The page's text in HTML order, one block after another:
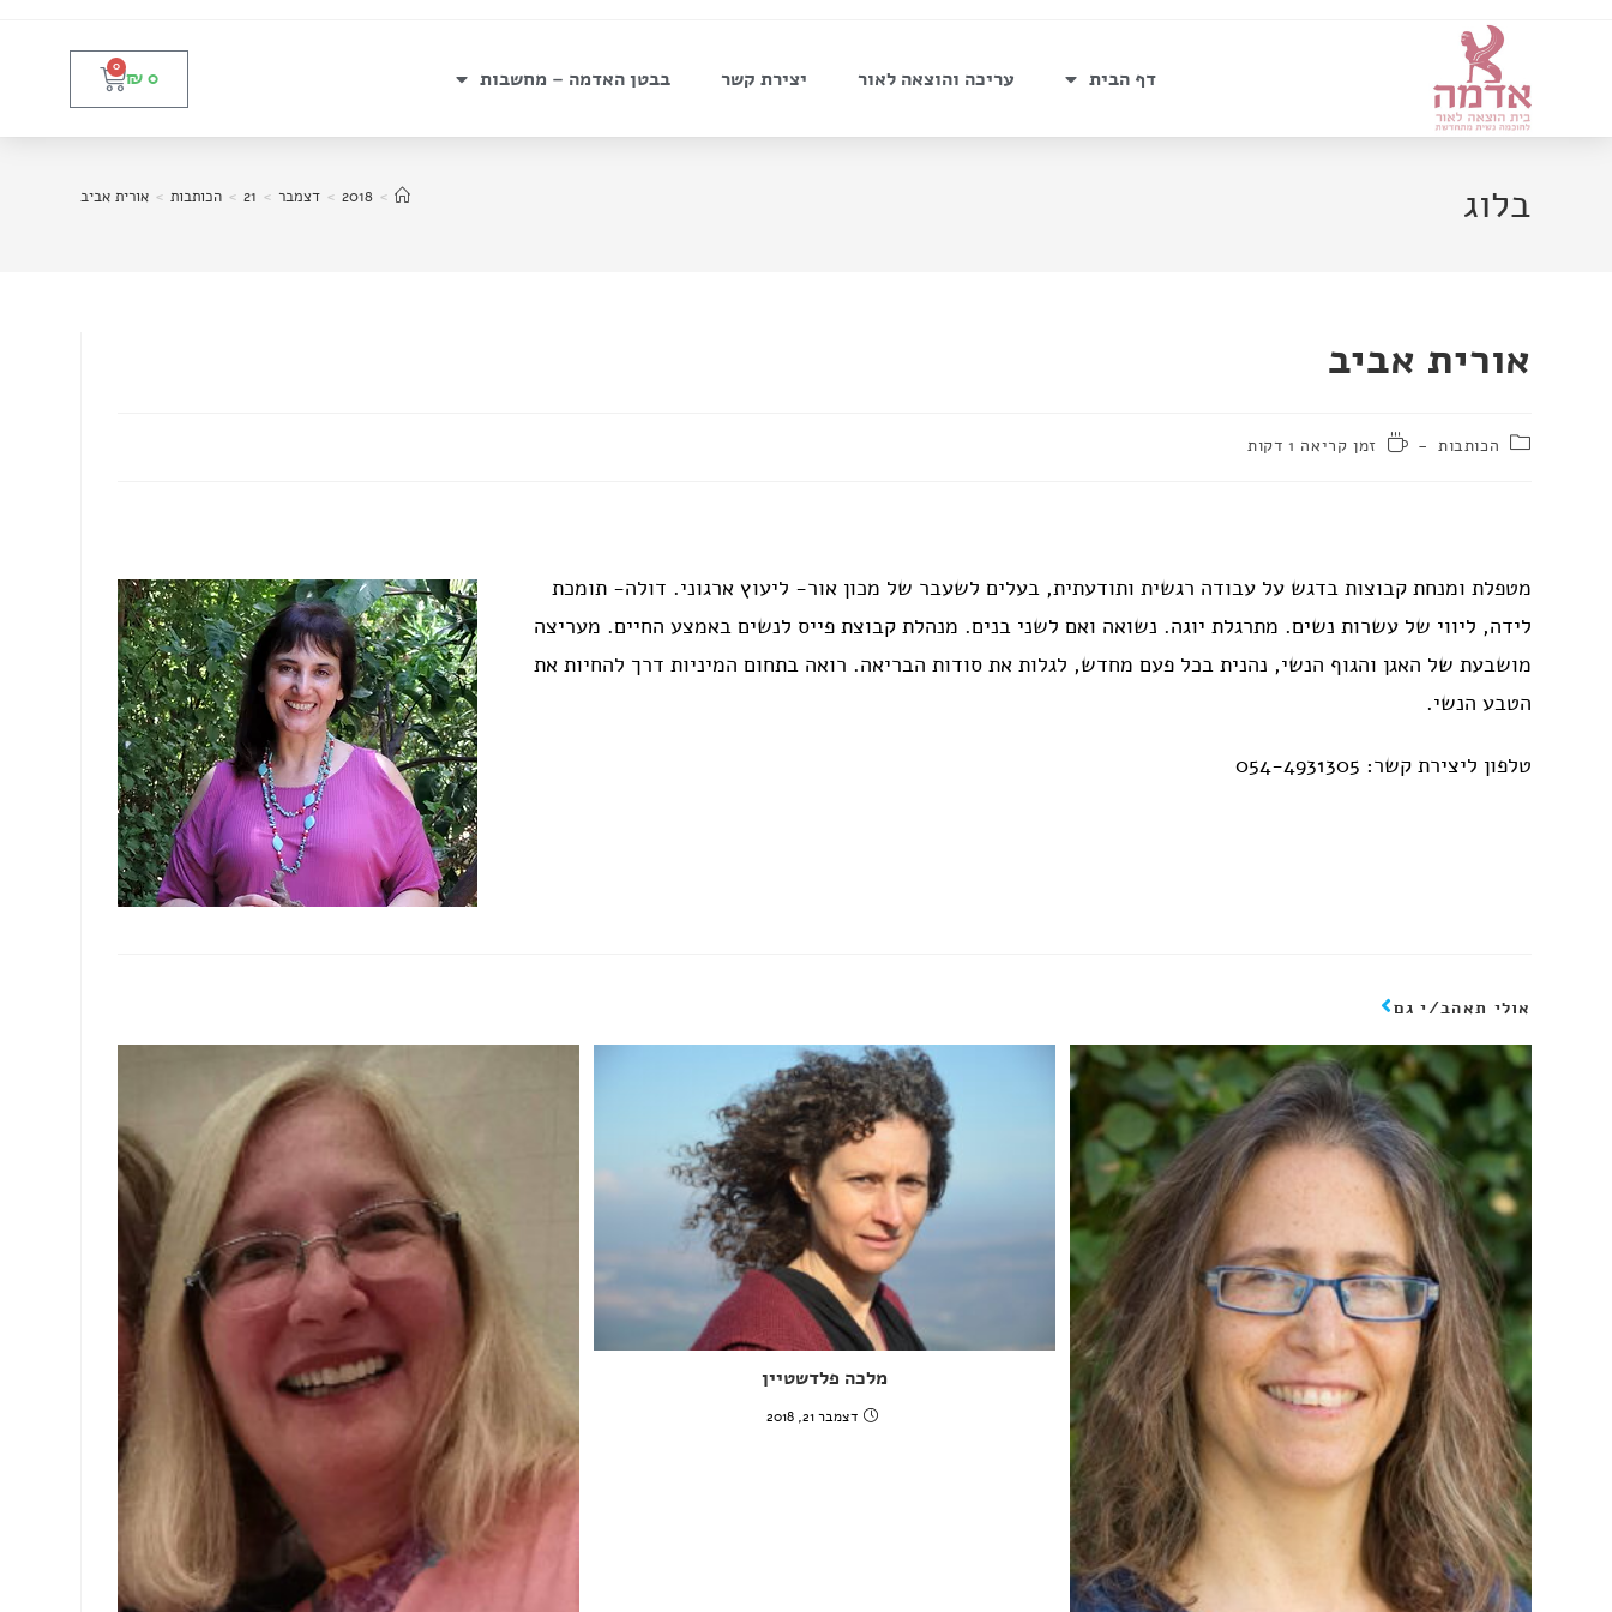
דף הבית עריכה והוצאה לאור יצירת קשר בבטן האדמה – מחשבות ₪ 0
0
בלוג >
2018
> דצמבר >
21
> הכותבות > אורית אביב
אורית אביב
הכותבות זמן קריאה 1 דקות
מטפלת ומנחת קבוצות בדגש על עבודה רגשית ותודעתית, בעלים לשעבר של מכון אור- ליעוץ ארגוני. דולה- תומכת
לידה, ליווי של עשרות נשים. מתרגלת יוגה. נשואה ואם לשני בנים. מנהלת קבוצת פייס לנשים באמצע החיים. מעריצה
מושבעת של האגן והגוף הנשי, נהנית בכל פעם מחדש, לגלות את סודות הבריאה. רואה בתחום המיניות דרך להחיות את
הטבע הנשי.
טלפון ליצירת קשר: 054-4931305
אולי תאהב/י גם
מלכה פלדשטיין
דצמבר 21, 2018